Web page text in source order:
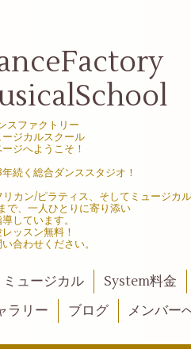
スファクトリー
ージカルスクール
ジへようこそ！
続く総合ダンススタジオ！
カン/ピラティス、そしてミュージカル
で、一人ひとりに寄り添い
しています。
ッスン無料！
合わせください。
ミュージカル System料金
ラリー ブログ メンバー